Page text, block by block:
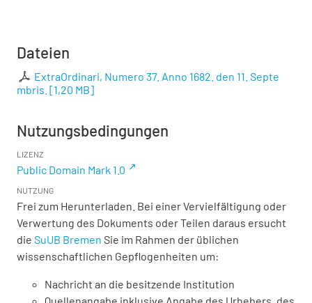
Dateien
ExtraOrdinari, Numero 37. Anno 1682. den 11. Septe
mbris. [1,20 MB]
Nutzungsbedingungen
LIZENZ
Public Domain Mark 1.0
NUTZUNG
Frei zum Herunterladen. Bei einer Vervielfältigung oder
Verwertung des Dokuments oder Teilen daraus ersucht
die SuUB Bremen Sie im Rahmen der üblichen
wissenschaftlichen Gepflogenheiten um:
Nachricht an die besitzende Institution